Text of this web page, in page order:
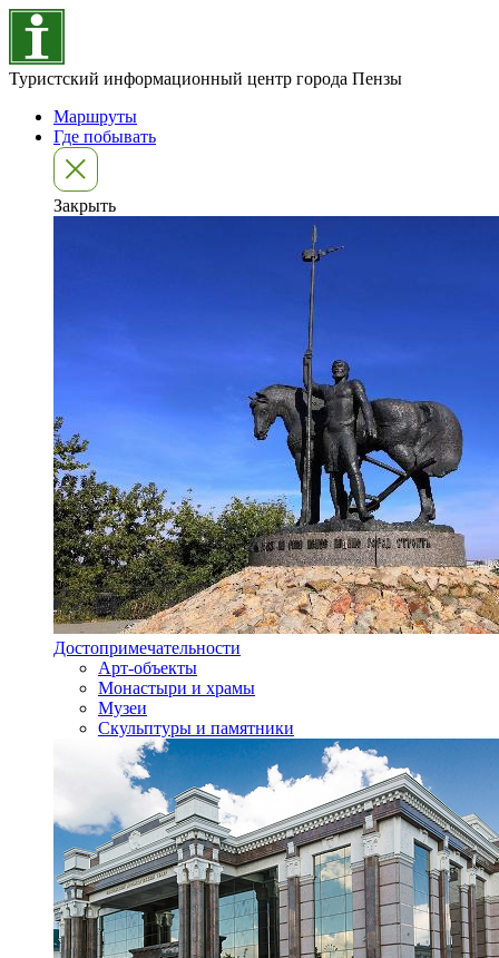
Туристский информационный центр города Пензы
Маршруты
Где побывать
Закрыть
Достопримечательности
Арт-объекты
Монастыри и храмы
Музеи
Скульптуры и памятники